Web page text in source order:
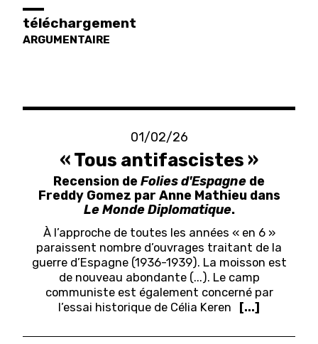
téléchargement
ARGUMENTAIRE
01/02/26
« Tous antifascistes »
Recension deFolies d'Espagne de
Freddy Gomez par Anne Mathieu dans
Le Monde Diplomatique.
Àl’approche de toutes les années « en 6 »
paraissent nombre d’ouvrages traitant de la
guerre d’Espagne (1936-1939). La moisson est
de nouveau abondante (...). Le camp
communiste est également concerné par
l’essai historique de Célia Keren
[...]